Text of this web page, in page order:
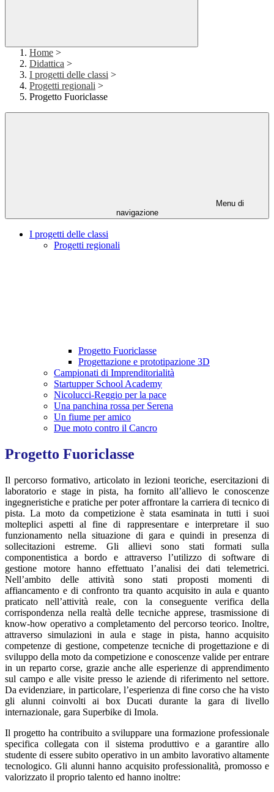
Home >
Didattica >
I progetti delle classi >
Progetti regionali >
Progetto Fuoriclasse
Menu di
navigazione
I progetti delle classi
Progetti regionali
Progetto Fuoriclasse
Progettazione e prototipazione 3D
Campionati di Imprenditorialità
Startupper School Academy
Nicolucci-Reggio per la pace
Una panchina rossa per Serena
Un fiume per amico
Due moto contro il Cancro
Progetto Fuoriclasse
Il percorso formativo, articolato in lezioni teoriche, esercitazioni di
laboratorio e stage in pista, ha fornito all’allievo le conoscenze
ingegneristiche e pratiche per poter affrontare la carriera di tecnico di
pista. La moto da competizione è stata esaminata in tutti i suoi
molteplici aspetti al fine di rappresentare e interpretare il suo
funzionamento nella situazione di gara e quindi in presenza di
sollecitazioni estreme. Gli allievi sono stati formati sulla
componentistica a bordo e attraverso l’utilizzo di software di
gestione motore hanno effettuato l’analisi dei dati telemetrici.
Nell’ambito delle attività sono stati proposti momenti di
affiancamento e di confronto tra quanto acquisito in aula e quanto
praticato nell’attività reale, con la conseguente verifica della
corrispondenza nella realtà delle tecniche apprese, trasmissione di
know-how operativo a completamento del percorso teorico. Inoltre,
attraverso simulazioni in aula e stage in pista, hanno acquisito
competenze di gestione, competenze tecniche di progettazione e di
sviluppo della moto da competizione e conoscenze valide per entrare
in un reparto corse, grazie anche alle esperienze di apprendimento
sul campo e alle visite presso le aziende di riferimento nel settore.
Da evidenziare, in particolare, l’esperienza di fine corso che ha visto
gli alunni coinvolti ai box Ducati durante la gara di livello
internazionale, gara Superbike di Imola.
Il progetto ha contribuito a sviluppare una formazione professionale
specifica collegata con il sistema produttivo e a garantire allo
studente di essere subito operativo in un ambito lavorativo altamente
tecnologico. Gli alunni hanno acquisito professionalità, promosso e
valorizzato il proprio talento ed hanno inoltre: